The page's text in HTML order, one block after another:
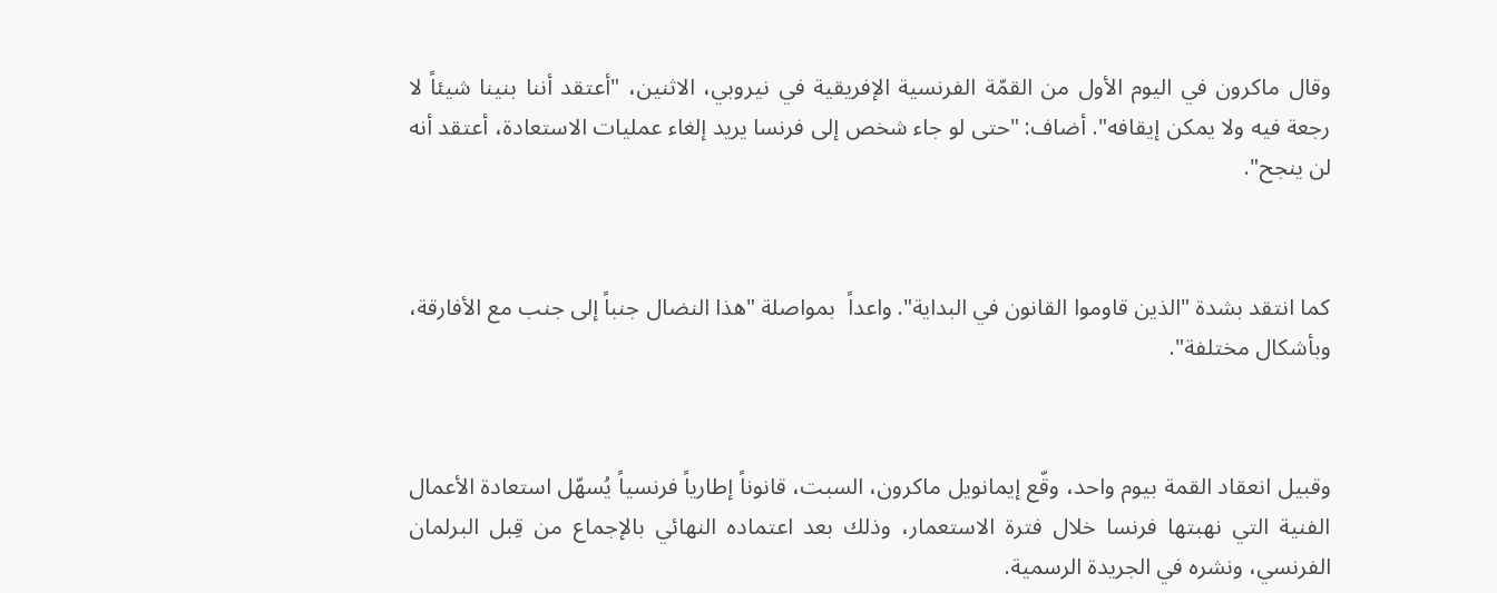
وقال ماكرون في اليوم الأول من القمّة الفرنسية الإفريقية في نيروبي، الاثنين، "أعتقد أننا بنينا شيئاً لا
رجعة فيه ولا يمكن إيقافه". أضاف: "حتى لو جاء شخص إلى فرنسا يريد إلغاء عمليات الاستعادة، أعتقد أنه
لن ينجح".
كما انتقد بشدة "الذين قاوموا القانون في البداية". واعداً بمواصلة "هذا النضال جنباً إلى جنب مع الأفارقة،
وبأشكال مختلفة".
وقبيل انعقاد القمة بيوم واحد، وقّع إيمانويل ماكرون، السبت، قانوناً إطارياً فرنسياً يُسهّل استعادة الأعمال
الفنية التي نهبتها فرنسا خلال فترة الاستعمار، وذلك بعد اعتماده النهائي بالإجماع من قِبل البرلمان
الفرنسي، ونشره في الجريدة الرسمية.